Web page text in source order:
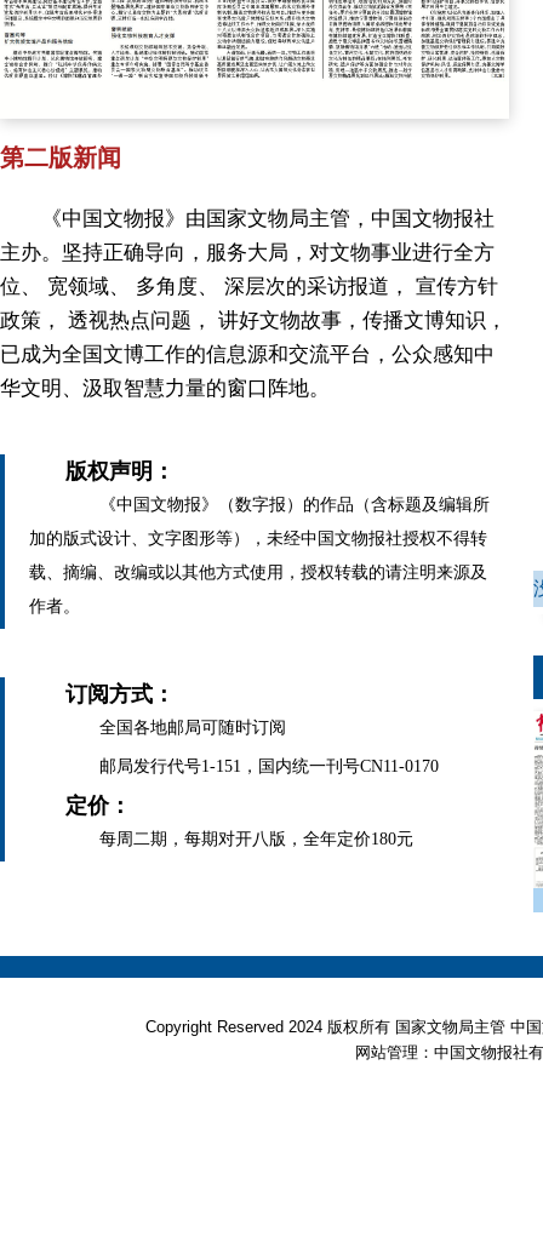
第二版新闻
《中国文物报》由国家文物局主管，中国文物报社
主办。坚持正确导向，服务大局，对文物事业进行全方
位、 宽领域、 多角度、 深层次的采访报道， 宣传方针
政策， 透视热点问题， 讲好文物故事，传播文博知识，
已成为全国文博工作的信息源和交流平台，公众感知中
华文明、汲取智慧力量的窗口阵地。
版权声明：
《中国文物报》（数字报）的作品（含标题及编辑所
加的版式设计、文字图形等），未经中国文物报社授权不得转
载、摘编、改编或以其他方式使用，授权转载的请注明来源及
作者。
订阅方式：
全国各地邮局可随时订阅
邮局发行代号1-151，国内统一刊号CN11-0170
定价：
每周二期，每期对开八版，全年定价180元
Copyright Reserved 2024 版权所有 国家文物局主管
网站管理：中国文物报社